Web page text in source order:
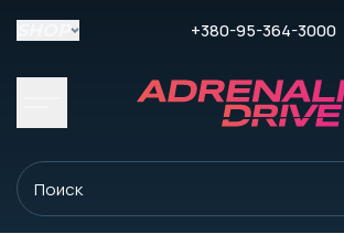
+380-95-364-3000